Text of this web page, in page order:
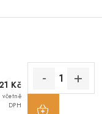
Kč
včetně
DPH